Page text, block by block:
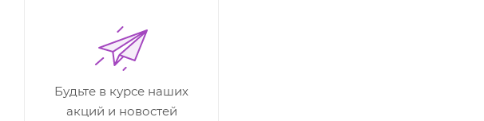
Будьте в курсе наших
акций и новостей